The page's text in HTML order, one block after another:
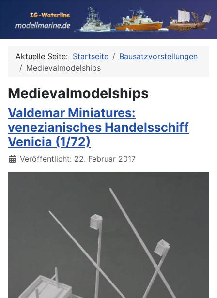
Aktuelle Seite: Startseite
Bausatzvorstellungen
Medievalmodelships
Medievalmodelships
Valdemar Miniatures:
venezianisches Handelsschiff
Venicia (1/72)
Details
Veröffentlicht: 22. Februar 2017